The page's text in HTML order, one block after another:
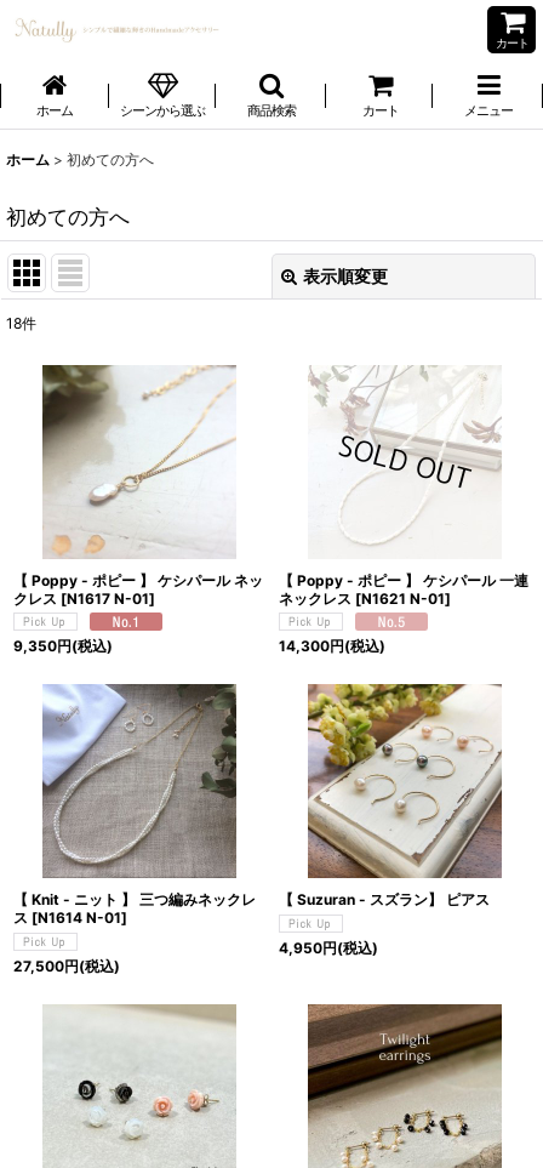
カート
ホーム シーンから選ぶ 商品検索 カート メニュー
ホーム > 初めての方へ
初めての方へ
表示順変更
:
18件
【 Poppy - ポピー 】 ケシパール ネッ
クレス [N1617 N-01]
9,350円(税込)
【 Poppy - ポピー 】 ケシパール 一連
ネックレス [N1621 N-01]
14,300円(税込)
【 Knit - ニット 】 三つ編みネックレ
ス [N1614 N-01]
27,500円(税込)
【 Suzuran - スズラン】 ピアス
4,950円(税込)